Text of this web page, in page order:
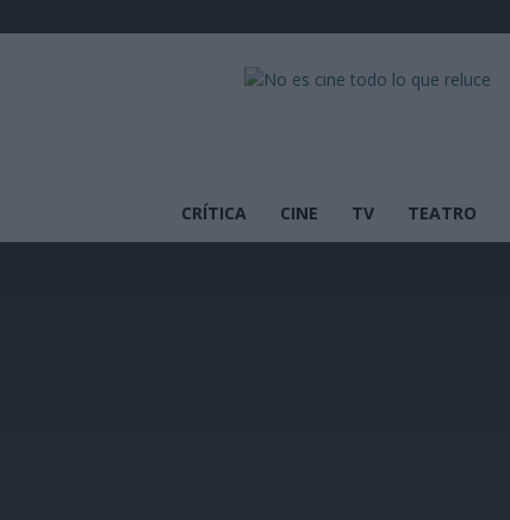
No
que
CRÍTICA CINE TV TEATRO